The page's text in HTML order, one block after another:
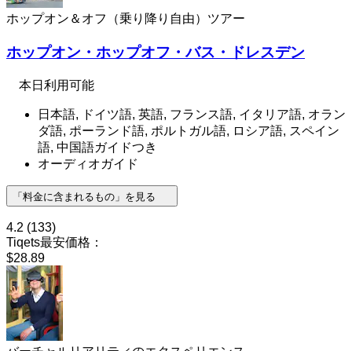
ホップオン＆オフ（乗り降り自由）ツアー
ホップオン・ホップオフ・バス・ドレスデン
本日利用可能
日本語, ドイツ語, 英語, フランス語, イタリア語, オラン
ダ語, ポーランド語, ポルトガル語, ロシア語, スペイン
語, 中国語ガイドつき
オーディオガイド
「料金に含まれるもの」を見る
4.2 (133)
Tiqets最安価格：
$28.89